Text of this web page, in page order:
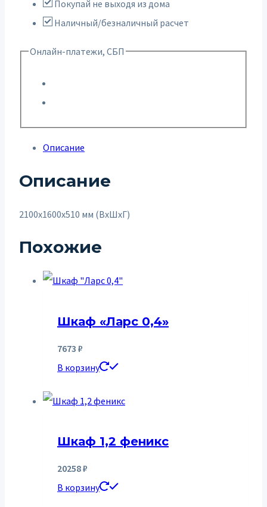
Покупай не выходя из дома
Наличный/безналичный расчет
Онлайн-платежи, СБП
Описание
Описание
2100х1600х510 мм (ВхШхГ)
Похожие
Шкаф «Ларс 0,4»
7673 ₽
В корзину
Шкаф 1,2 феникс
20258₽
В корзину